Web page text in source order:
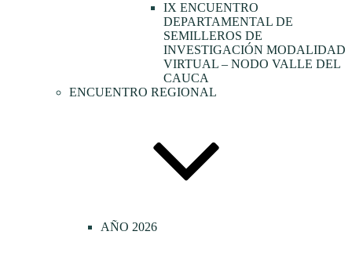
IX ENCUENTRO
DEPARTAMENTAL DE
SEMILLEROS DE
INVESTIGACIÓN MODALIDAD
VIRTUAL – NODO VALLE DEL
CAUCA
ENCUENTRO REGIONAL
AÑO 2026